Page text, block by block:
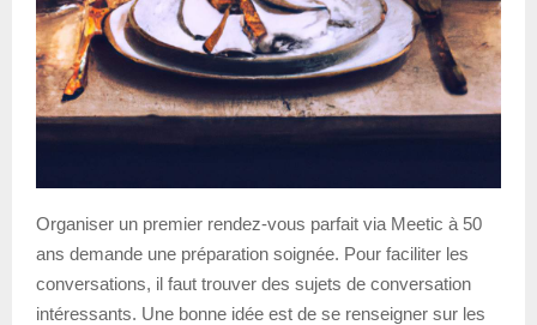
Organiser un premier rendez-vous parfait via Meetic à 50
ans demande une préparation soignée. Pour faciliter les
conversations, il faut trouver des sujets de conversation
intéressants. Une bonne idée est de se renseigner sur les